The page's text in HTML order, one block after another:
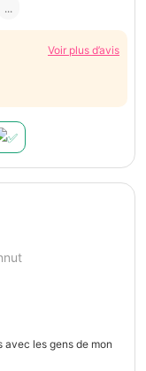
...
Voir plus d’avis
avec les gens de mon